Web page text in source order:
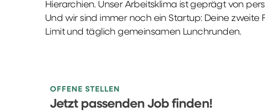
Hierarchien. Unser Arbeitsklima ist geprägt von
Und wir sind immer noch ein Startup: Deine zweite
Limit und täglich gemeinsamen Lunchrunden.
OFFENE STELLEN
Jetzt passenden Job finden!